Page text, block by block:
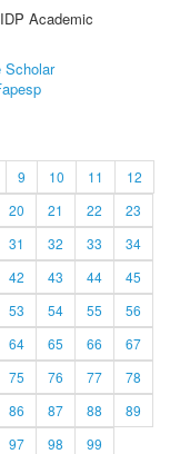
Academic
Scholar
9 10 11
12
20 21 22
23
31 32 33
34
42 43 44
45
53 54 55
56
64 65 66
67
75 76 77
78
86 87 88
89
97 98
99